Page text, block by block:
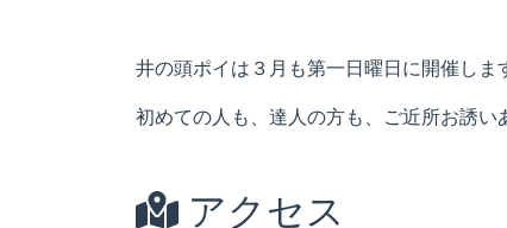
井の頭ポイは３月も第一日曜日に開催しま
初めての人も、達人の方も、ご近所お誘い
アクセス